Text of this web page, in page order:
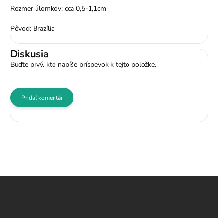
Rozmer úlomkov: cca 0,5-1,1cm
Pôvod: Brazília
Diskusia
Buďte prvý, kto napíše príspevok k tejto položke.
Pridať komentár